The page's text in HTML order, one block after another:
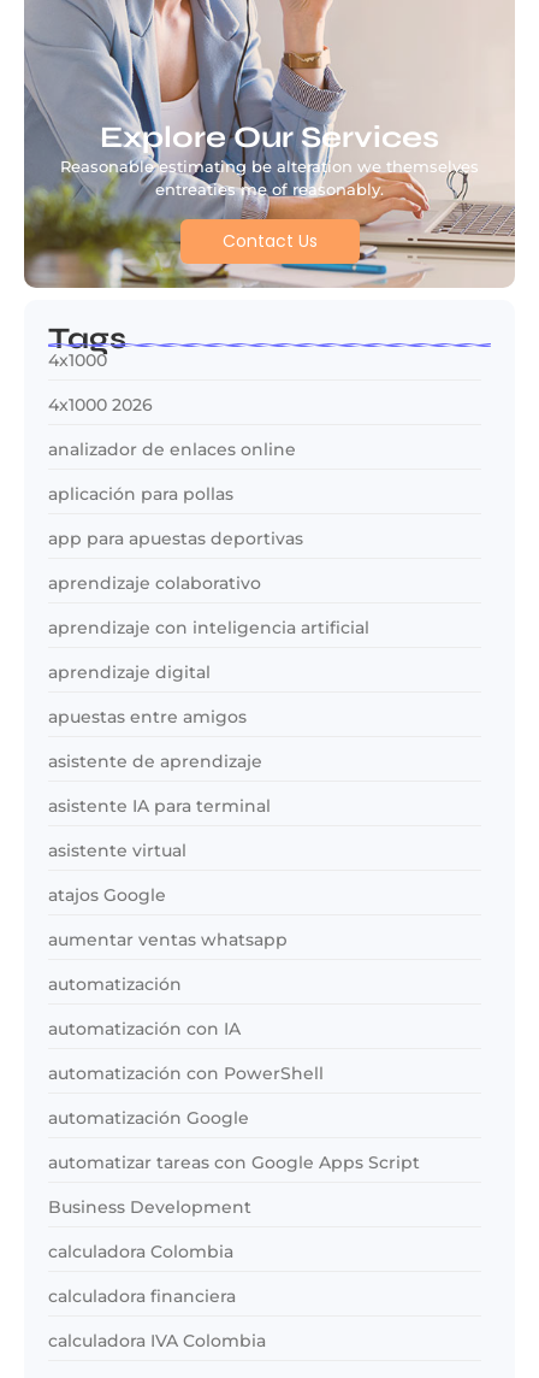
Explore Our Services
Reasonable estimating be alteration we themselves
entreaties me of reasonably.
Contact Us
Tags
4x1000
4x1000 2026
analizador de enlaces online
aplicación para pollas
app para apuestas deportivas
aprendizaje colaborativo
aprendizaje con inteligencia artificial
aprendizaje digital
apuestas entre amigos
asistente de aprendizaje
asistente IA para terminal
asistente virtual
atajos Google
aumentar ventas whatsapp
automatización
automatización con IA
automatización con PowerShell
automatización Google
automatizar tareas con Google Apps Script
Business Development
calculadora Colombia
calculadora financiera
calculadora IVA Colombia